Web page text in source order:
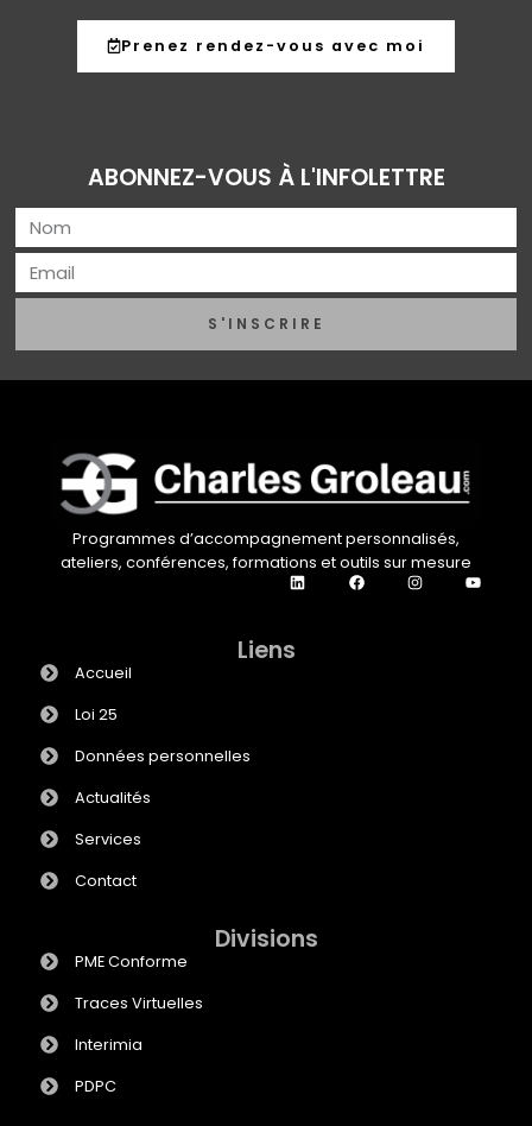
Prenez rendez-vous avec moi
ABONNEZ-VOUS À L'INFOLETTRE
S'INSCRIRE
Programmes d’accompagnement personnalisés,
ateliers, conférences, formations et outils sur mesure
Liens
Accueil
Loi 25
Données personnelles
Actualités
Services
Contact
Divisions
PME Conforme
Traces Virtuelles
Interimia
PDPC